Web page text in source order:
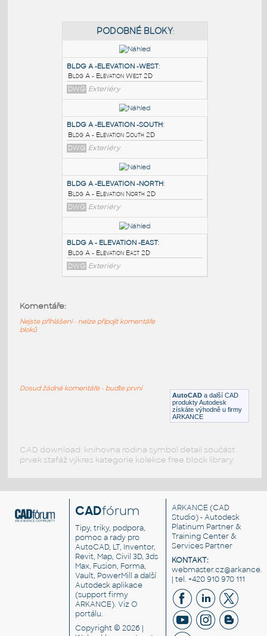
PODOBNÉ BLOKY
BLDG A -ELEVATION -WEST
Bldg A - Elevation West 2D
DWG Exteriéry
BLDG A -ELEVATION -SOUTH
Bldg A - Elevation South 2D
DWG Exteriéry
DWG Exteriéry
DWG Exteriéry
AutoCAD a další CAD
produkty Autodesk
získáte výhodně u firmy
ARKANCE
Komentáře:
Nejste přihlášeni - nelze připojit komentáře
bloků
Dosud žádné komentáře - buďte první
CAD download: knihovna rodina symbol detail součást
prvek stafáž výkres kategorie kolekce free block library
CADfórum
Tipy, triky, podpora,
pomoc a rady pro
AutoCAD, LT, Inventor,
Revit, Map, Civil 3D, 3ds
Max, Fusion, Forma,
Vault, PowerMill a další
Autodesk aplikace
(support firmy
ARKANCE). VizO
portálu.
Copyright © 2026 |
ARKANCE (CAD
Studio) - Autodesk
Platinum Partner &
Training Center &
Services Partner
KONTAKT:
| tel. +420 910 970 111